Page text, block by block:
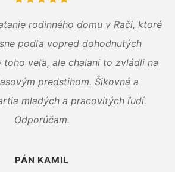
rodinného domu v Rači, ktoré
podľa vopred dohodnutých
toho veľa, ale chalani to zvládli na
predstihom. Šikovná a
mladých a pracovitých ľudí.
Odporúčam.
PÁN KAMIL